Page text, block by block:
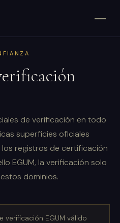
de verificación en todo
superficies oficiales
registros de certificación
EGUM, la verificación solo
dominios.
verificación EGUM válido